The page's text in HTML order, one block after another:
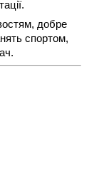
добре
спортом,